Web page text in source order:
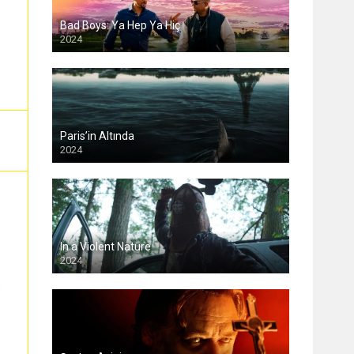
Bad Boys: Ya Hep Ya Hiç
2024
Paris’in Altında
2024
In a Violent Nature
2024